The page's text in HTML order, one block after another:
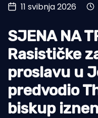
Turizam i nautika
Pomorstvo
Ribolov
Ekologija
Tradicija i kultura
11 svibnja 2026
SJENA NA
Rasističke
proslavu u
predvodio
biskup